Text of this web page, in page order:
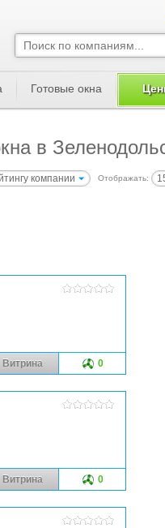
в
компании Отображать:
Витрина 0
Витрина 0
Готовые окна